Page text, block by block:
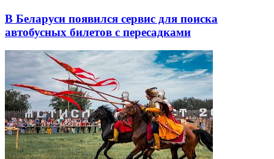
В Беларуси появился сервис для поиска
автобусных билетов с пересадками